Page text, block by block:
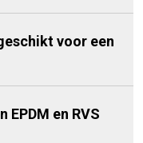
voor een
EPDM en RVS